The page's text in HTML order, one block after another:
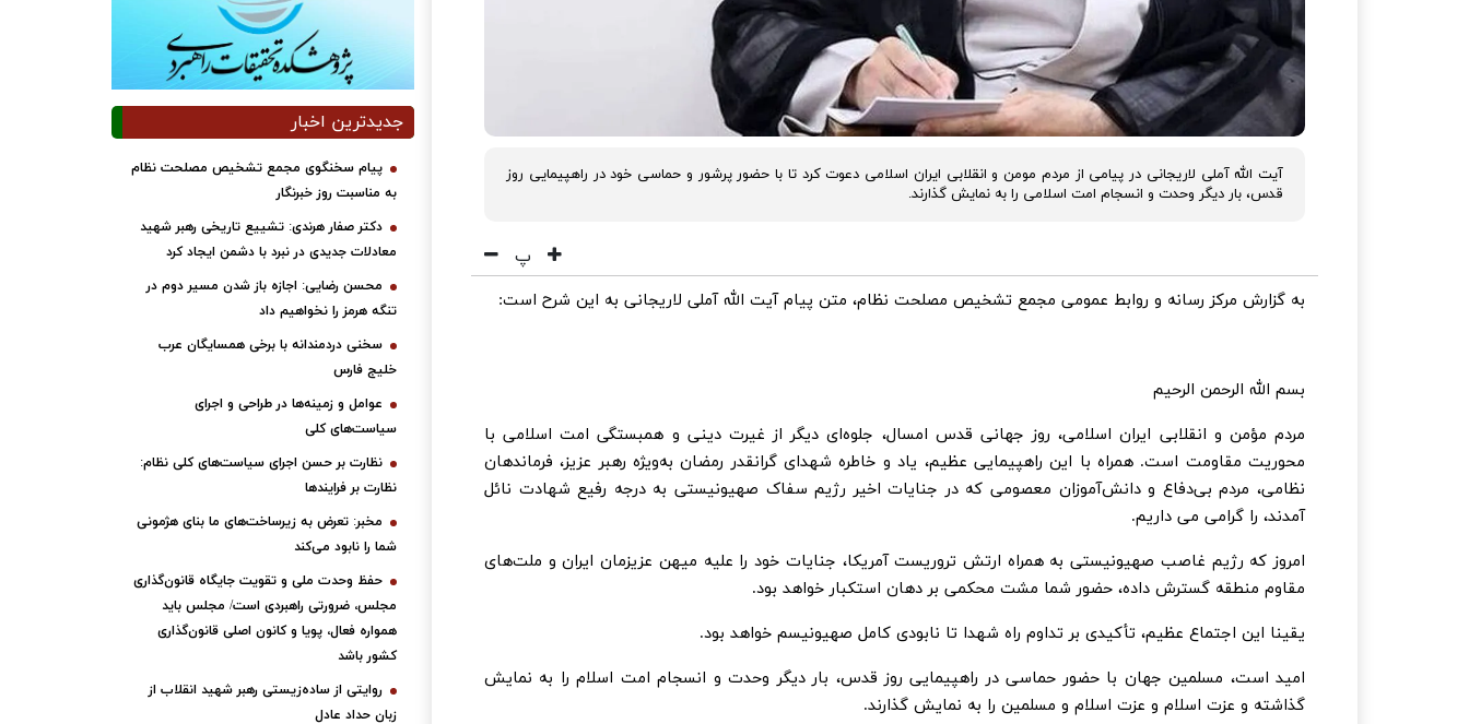
آیت الله آملی لاریجانی در پیامی از مردم مومن و انقلابی ایران اسلامی دعوت کرد تا با حضور پرشور و حماسی خود در راهپیمایی روز
قدس، بار دیگر وحدت و انسجام امت اسلامی را به نمایش گذارند.
پ
به گزارش مرکز رسانه و روابط عمومی مجمع تشخیص مصلحت نظام، متن پیام آیت الله آملی لاریجانی به این شرح است:
بسم الله الرحمن الرحیم
مردم مؤمن و انقلابی ایران اسلامی، روز جهانی قدس امسال، جلوه‌ای دیگر از غیرت دینی و همبستگی امت اسلامی با
محوریت مقاومت است. همراه با این راهپیمایی عظیم، یاد و خاطره شهدای گرانقدر رمضان به‌ویژه رهبر عزیز، فرماندهان
نظامی، مردم بی‌دفاع و دانش‌آموزان معصومی که در جنایات اخیر رژیم سفاک صهیونیستی به درجه رفیع شهادت نائل
آمدند، را گرامی می داریم.
امروز که رژیم غاصب صهیونیستی به همراه ارتش تروریست آمریکا، جنایات خود را علیه میهن عزیزمان ایران و ملت‌های
مقاوم منطقه گسترش داده، حضور شما مشت محکمی بر دهان استکبار خواهد بود.
یقینا این اجتماع عظیم، تأکیدی بر تداوم راه شهدا تا نابودی کامل صهیونیسم خواهد بود.
اميد است، مسلمین جهان با حضور حماسی در راهپیمایی روز قدس، بار دیگر وحدت و انسجام امت اسلام را به نمایش
گذاشته و عزت اسلام و عزت اسلام و مسلمین را به نمایش گذارند.
جدیدترین اخبار
پیام سخنگوی مجمع تشخیص مصلحت نظام
به مناسبت روز خبرنگار
دکتر صفار هرندی: تشییع تاریخی رهبر شهید
معادلات جدیدی در نبرد با دشمن ایجاد کرد
محسن رضایی: اجازه باز شدن مسیر دوم در
تنگه هرمز را نخواهیم داد
سخنی دردمندانه با برخی همسایگان عرب
خلیج فارس
عوامل و زمینه‌ها در طراحی و اجرای
سیاست‌های کلی
نظارت بر حسن اجرای سیاست‌های کلی نظام:
نظارت بر فرایندها
مخبر: تعرض به زیرساخت‌های ما بنای هژمونی
شما را نابود می‌کند
حفظ وحدت ملی و تقویت جایگاه قانون‌گذاری
مجلس، ضرورتی راهبردی است/ مجلس باید
همواره فعال، پویا و کانون اصلی قانون‌گذاری
کشور باشد
روایتی از ساده‌زیستی رهبر شهید انقلاب از
زبان حداد عادل